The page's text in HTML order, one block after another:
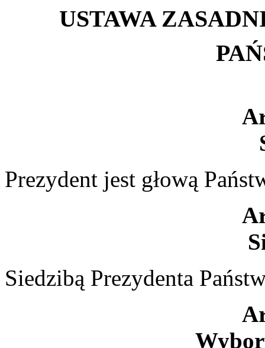
USTAWA
Prezydent jest głową
Siedzibą Prezydenta